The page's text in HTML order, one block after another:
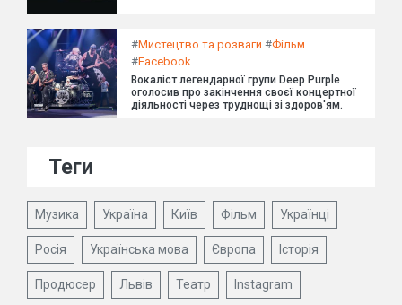
#Мистецтво та розваги #Фільм
#Facebook
Вокаліст легендарної групи Deep Purple
оголосив про закінчення своєї концертної
діяльності через труднощі зі здоров'ям.
Теги
Музика Україна Київ Фільм Українці
Росія Українська мова Європа Історія
Продюсер Львів Театр Instagram